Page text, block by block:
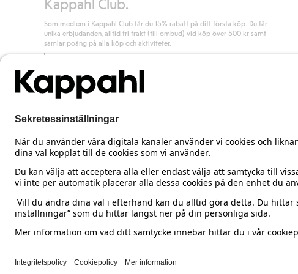
Kappahl Club.
Som medlem i Kappahl Club får du 15% rabatt på ditt första köp. Du får
unika erbjudanden, alltid fri frakt (till ombud) vid köp över 500 kr samt
samlar poäng på alla köp och aktiviteter.
Sweden Ändra land
Cookies